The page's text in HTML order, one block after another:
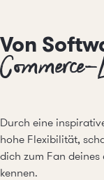
Von
Commerce-
Durch eine
hohe Flexibilität,
dich zum Fan
kennen.